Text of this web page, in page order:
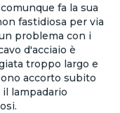
fa la sua
fastidiosa per via
problema con i
d'acciaio è
troppo largo e
accorto subito
lampadario